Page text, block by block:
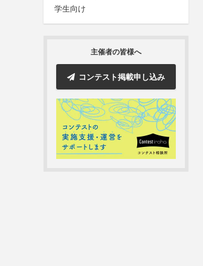
学生向け
主催者の皆様へ
コンテスト掲載申し込み